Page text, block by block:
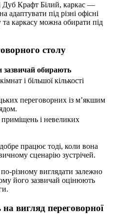
Дуб Крафт Білий, каркас —
під різні офісні
та каркасу можна обирати під
столу
зазвичай обирають
і більшої кількості
переговорних із м’якшим
і невеликих
працює тоді, коли вона
сценарію зустрічей.
різному виглядати залежно
його зазвичай оцінюють
вигляд переговорної